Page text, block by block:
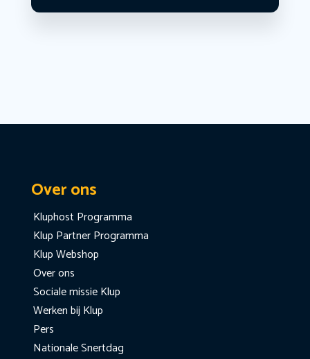
Over ons
Kluphost Programma
Klup Partner Programma
Klup Webshop
Over ons
Sociale missie Klup
Werken bij Klup
Pers
Nationale Snertdag